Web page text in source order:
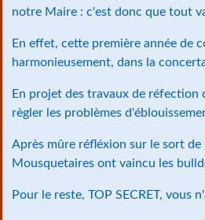
notre Maire : c'est donc que tout
En effet, cette première année de
harmonieusement, dans la
En projet des travaux de réfection
règler les problèmes
Après mûre réfléxion sur le sort
Mousquetaires ont vaincu les
Pour le reste, TOP SECRET, vous